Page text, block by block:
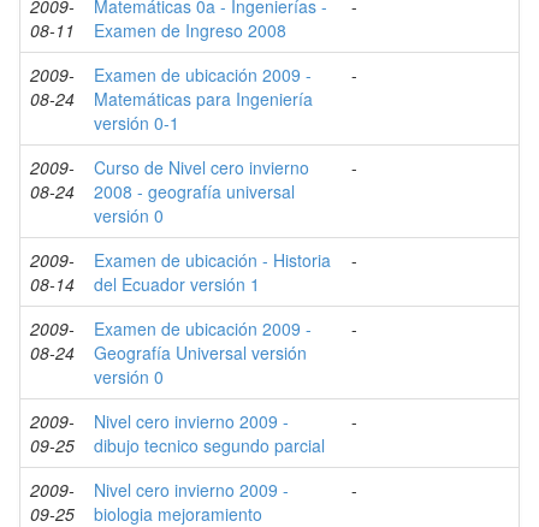
2009-
08-11
Matemáticas 0a - Ingenierías -
Examen de Ingreso 2008
-
2009-
08-24
Examen de ubicación 2009 -
Matemáticas para Ingeniería
versión 0-1
-
2009-
08-24
Curso de Nivel cero invierno
2008 - geografía universal
versión 0
-
2009-
08-14
Examen de ubicación - Historia
del Ecuador versión 1
-
2009-
08-24
Examen de ubicación 2009 -
Geografía Universal versión
versión 0
-
2009-
09-25
Nivel cero invierno 2009 -
dibujo tecnico segundo parcial
-
2009-
09-25
Nivel cero invierno 2009 -
biologia mejoramiento
-